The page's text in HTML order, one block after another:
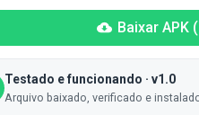
Baixar APK
Testado e funcionando · v1.0
Arquivo baixado, verificado e